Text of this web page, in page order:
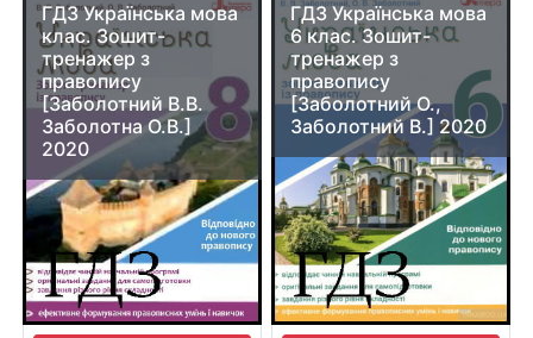
ГДЗ Українська мова
клас. Зошит-
тренажер з
правопису
[Заболотний В.В.
Заболотна О.В.]
2020
ГДЗ Українська мова
6 клас. Зошит-
тренажер з
правопису
[Заболотний О.,
Заболотний В.] 2020